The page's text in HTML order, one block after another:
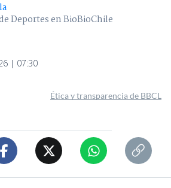
Deportes en BioBioChile
| 07:30
Ética y transparencia de BBCL